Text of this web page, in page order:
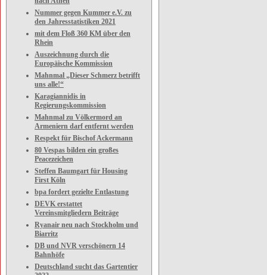
Nummer gegen Kummer e.V. zu
den Jahresstatistiken 2021
mit dem Floß 360 KM über den
Rhein
Auszeichnung durch die
Europäische Kommission
Mahnmal „Dieser Schmerz betrifft
uns alle!“
Karagiannidis in
Regierungskommission
Mahnmal zu Völkermord an
Armeniern darf entfernt werden
Respekt für Bischof Ackermann
80 Vespas bilden ein großes
Peacezeichen
Steffen Baumgart für Housing
First Köln
bpa fordert gezielte Entlastung
DEVK erstattet
Vereinsmitgliedern Beiträge
Ryanair neu nach Stockholm und
Biarritz
DB und NVR verschönern 14
Bahnhöfe
Deutschland sucht das Gartentier